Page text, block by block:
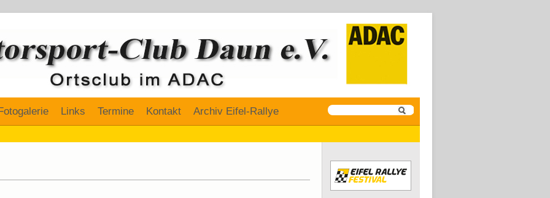
Links Termine Kontakt Archiv Eifel-Rallye